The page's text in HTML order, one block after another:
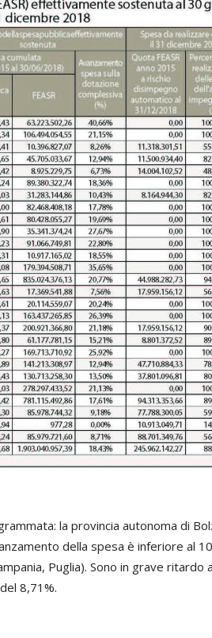
la provincia autonoma di
della spesa è inferiore al
Puglia). Sono in grave ritardo
8,71%.